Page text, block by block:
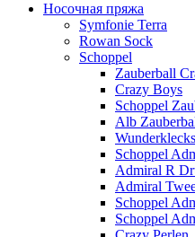
Носочная пряжа
Symfonie Terra
Rowan Sock
Schoppel
Zauberball
Crazy Boys
Schoppel
Alb
Wunderklecks
Schoppel
Admiral R
Admiral
Schoppel
Schoppel